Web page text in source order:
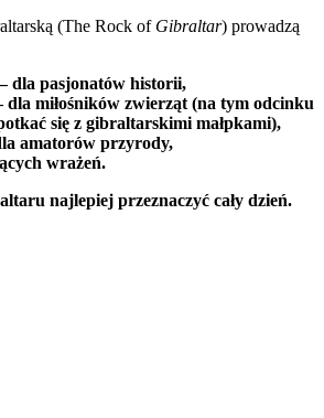
(The Rock of Gibraltar) prowadzą
dla pasjonatów historii,
dla miłośników zwierząt (na tym odcinku
się z gibraltarskimi małpkami),
amatorów przyrody,
wrażeń.
najlepiej przeznaczyć cały dzień.